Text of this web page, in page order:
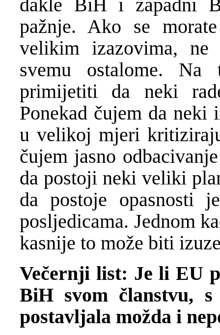
dakle BiH i zapadni
pažnje. Ako se
velikim izazovima, ne
svemu ostalome.
primijetiti da neki
Ponekad čujem da neki
u velikoj mjeri
čujem jasno
da postoji neki veliki
da postoje opasnosti
posljedicama. Jednom
kasnije to može biti
Večernji list: Je li EU
BiH svom članstvu,
postavljala možda i